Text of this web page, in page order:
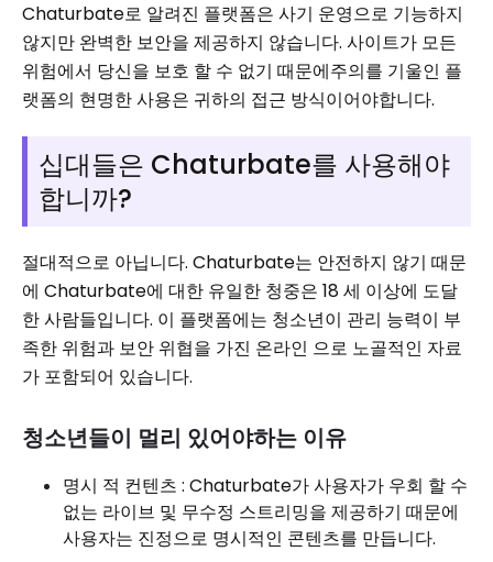
Chaturbate로 알려진 플랫폼은 사기 운영으로 기능하지
않지만 완벽한 보안을 제공하지 않습니다. 사이트가 모든
위험에서 당신을 보호 할 수 없기 때문에주의를 기울인 플
랫폼의 현명한 사용은 귀하의 접근 방식이어야합니다.
십대들은 Chaturbate를 사용해야
합니까?
절대적으로 아닙니다. Chaturbate는 안전하지 않기 때문
에 Chaturbate에 대한 유일한 청중은 18 세 이상에 도달
한 사람들입니다. 이 플랫폼에는 청소년이 관리 능력이 부
족한 위험과 보안 위협을 가진 온라인 으로 노골적인 자료
가 포함되어 있습니다.
청소년들이 멀리 있어야하는 이유
명시 적 컨텐츠 : Chaturbate가 사용자가 우회 할 수
없는 라이브 및 무수정 스트리밍을 제공하기 때문에
사용자는 진정으로 명시적인 콘텐츠를 만듭니다.